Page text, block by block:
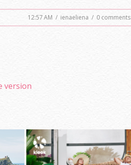
12:57 AM / ienaeliena / 0 comments
version